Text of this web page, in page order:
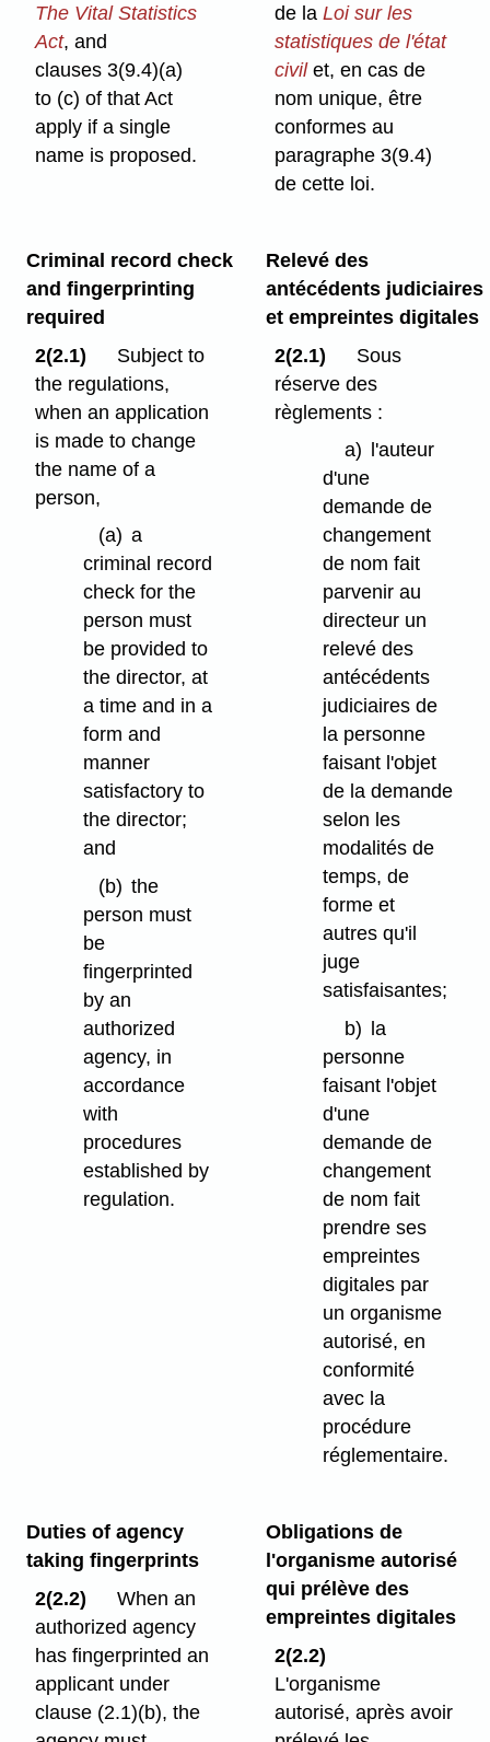
The Vital Statistics
Act, and
clauses 3(9.4)⁠(a)
to (c) of that Act
apply if a single
name is proposed.
de laLoi sur les
statistiques de l'état
civilet, en cas de
nom unique, être
conformes au
paragraphe 3(9.4)
de cette loi.
Criminal record check
and fingerprinting
required
2(2.1)
Subject to
the regulations,
when an application
is made to change
the name of a
person,
(a) a
criminal record
check for the
person must
be provided to
the director, at
a time and in a
form and
manner
satisfactory to
the director;
and
(b) the
person must
be
fingerprinted
by an
authorized
agency, in
accordance
with
procedures
established by
regulation.
Relevé des
antécédents judiciaires
et empreintes digitales
2(2.1)
Sous
réserve des
règlements :
a)
l'auteur
d'une
demande de
changement
de nom fait
parvenir au
directeur un
relevé des
antécédents
judiciaires de
la personne
faisant l'objet
de la demande
selon les
modalités de
temps, de
forme et
autres qu'il
juge
satisfaisantes;
b)
la
personne
faisant l'objet
d'une
demande de
changement
de nom fait
prendre ses
empreintes
digitales par
un organisme
autorisé, en
conformité
avec la
procédure
réglementaire.
Duties of agency
taking fingerprints
2(2.2)
When an
authorized agency
has fingerprinted an
applicant under
clause (2.1)⁠(b), the
Obligations de
l'organisme autorisé
qui prélève des
empreintes digitales
2(2.2)
L'organisme
autorisé, après avoir